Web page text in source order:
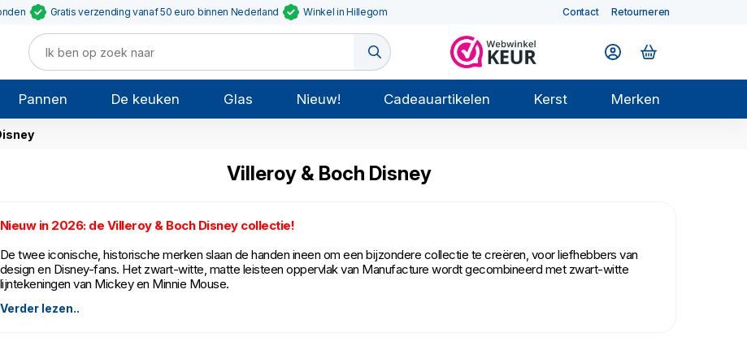
Gratis verzending vanaf 50 euro binnen Nederland Winkel in Hillegom Contact Retourneren
Pannen De keuken Glas Nieuw! Cadeauartikelen Kerst Merken
Villeroy & Boch Disney
Nieuw in 2026: de Villeroy & Boch Disney collectie!
De twee iconische, historische merken slaan de handen ineen om een bijzondere collectie te creëren, voor liefhebbers van
design en Disney-fans. Het zwart-witte, matte leisteen oppervlak van Manufacture wordt gecombineerd met zwart-witte
lijntekeningen van Mickey en Minnie Mouse.
Dit contrast van zwart-wit levert een hele speelse serviescollectie op. Het verwijst naar de klassieke, iconische zwart-wit
Verder lezen..